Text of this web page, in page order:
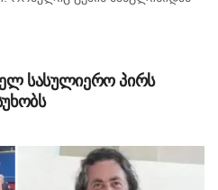
რე­ა­გი­რე­ბის­თვის დრო
გთხოვთ თუ ვინ­მემ რა­ი­მე...
სასულიერო პირს